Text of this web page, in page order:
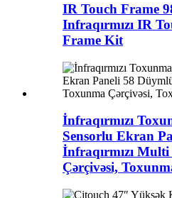
IR Touch Frame
Infraqırmızı IR
Frame Kit
İnfraqırmızı
Sensorlu Ekran
İnfraqırmızı
Çərçivəsi,